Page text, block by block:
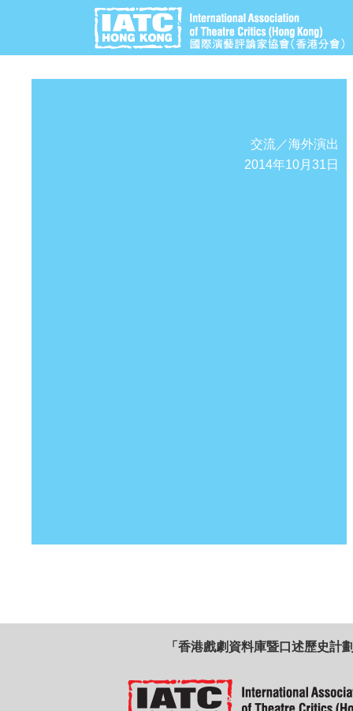
交流／海外演出
2014年10月31日
「香港戲劇資料庫暨口述歷史計